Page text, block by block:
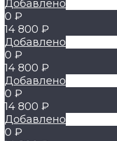
Добавлено
0 ₽
14 800 ₽
Добавлено
0 ₽
14 800 ₽
Добавлено
0 ₽
14 800 ₽
Добавлено
0 ₽